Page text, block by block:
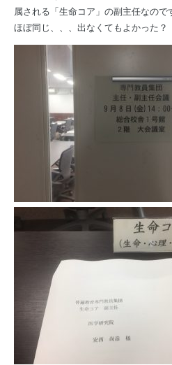
属される「生命コア」の副主任なの
ほぼ同じ、、、出なくてもよかった？